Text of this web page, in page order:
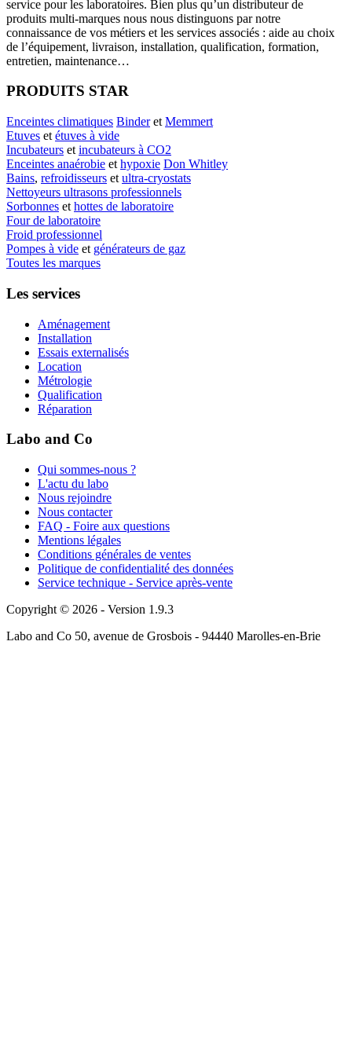
service pour les laboratoires. Bien plus qu’un distributeur de
produits multi-marques nous nous distinguons par notre
connaissance de vos métiers et les services associés : aide au choix
de l’équipement, livraison, installation, qualification, formation,
entretien, maintenance…
PRODUITS STAR
Enceintes climatiques Binderet Memmert
Etuves et étuves à vide
Incubateurs et incubateurs à CO2
Enceintes anaérobie et hypoxie Don Whitley
Bains, refroidisseurs et ultra-cryostats
Nettoyeurs ultrasons professionnels
Sorbonnes et hottes de laboratoire
Four de laboratoire
Froid professionnel
Pompes à vide et générateurs de gaz
Toutes les marques
Les services
Aménagement
Installation
Essais externalisés
Location
Métrologie
Qualification
Réparation
Labo and Co
Qui sommes-nous ?
L'actu du labo
Nous rejoindre
Nous contacter
FAQ - Foire aux questions
Mentions légales
Conditions générales de ventes
Politique de confidentialité des données
Service technique - Service après-vente
Copyright © 2026 - Version 1.9.3
Labo and Co 50, avenue de Grosbois - 94440 Marolles-en-Brie